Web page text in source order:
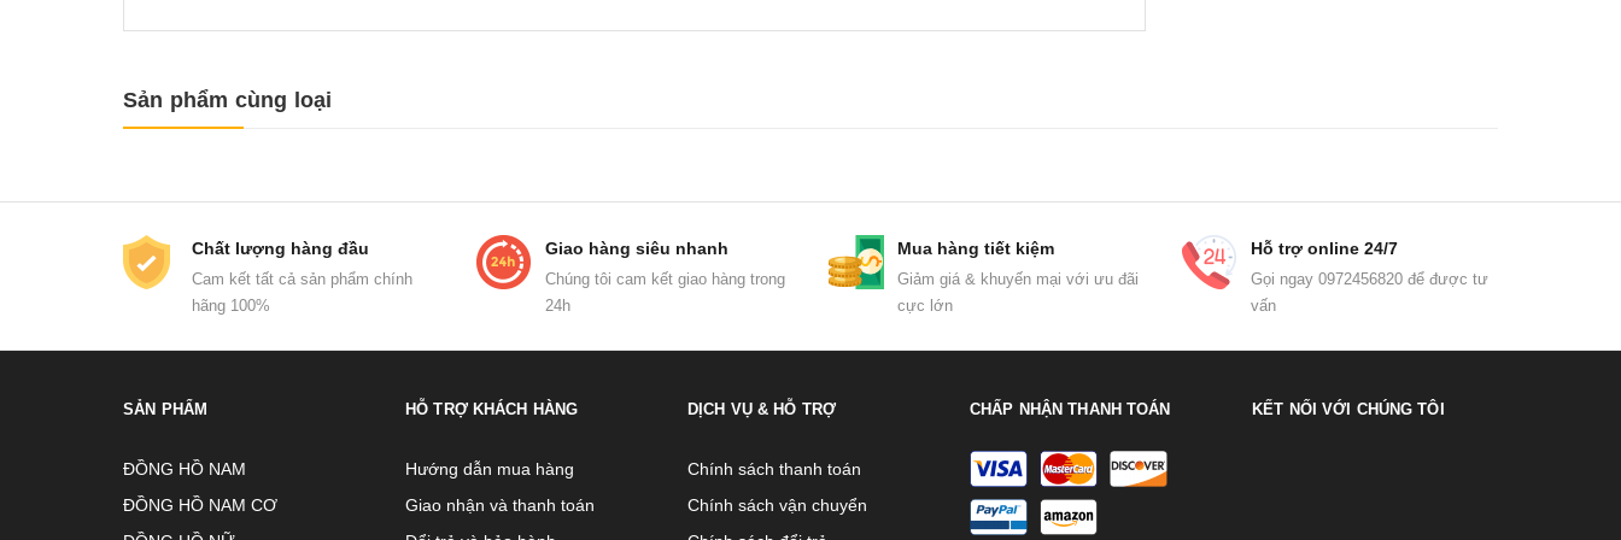
Sản phẩm cùng loại
Chất lượng hàng đầu
Cam kết tất cả sản phẩm chính
hãng 100%
Giao hàng siêu nhanh
Chúng tôi cam kết giao hàng trong
24h
Mua hàng tiết kiệm
Giảm giá & khuyến mại với ưu đãi
cực lớn
Hỗ trợ online 24/7
Gọi ngay 0972456820 để được tư
vấn
SẢN PHẨM
ĐỒNG HỒ NAM
ĐỒNG HỒ NAM CƠ
HỖ TRỢ KHÁCH HÀNG
Hướng dẫn mua hàng
Giao nhận và thanh toán
DỊCH VỤ & HỖ TRỢ
Chính sách thanh toán
Chính sách vận chuyển
CHẤP NHẬN THANH TOÁN KẾT NỐI VỚI CHÚNG TÔI